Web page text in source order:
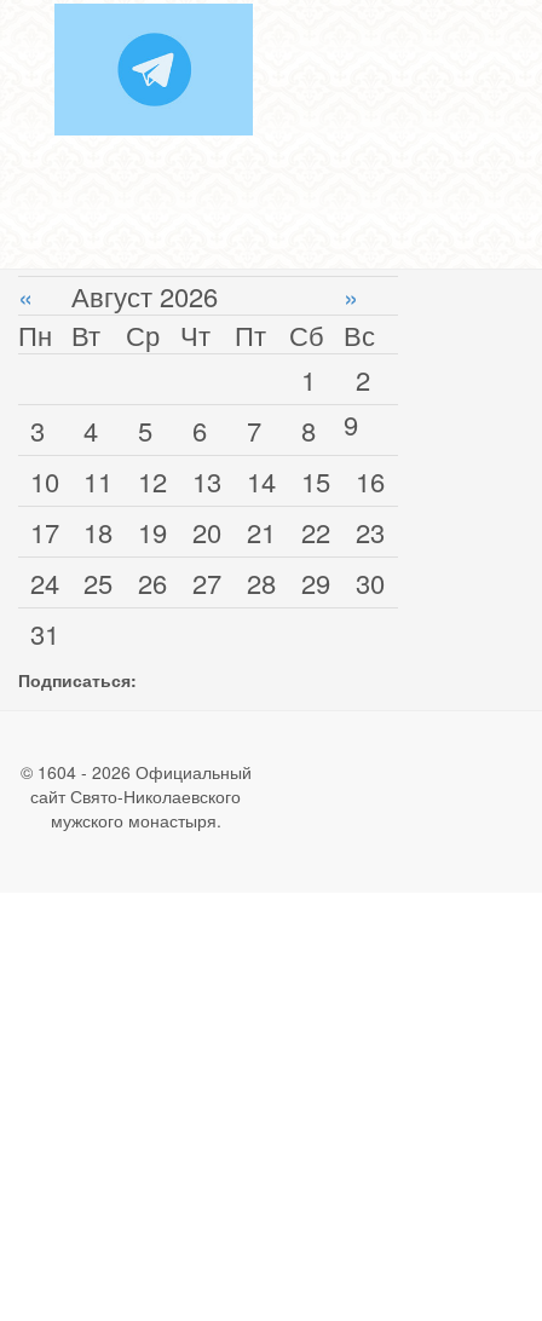
« Август 2026
»
Пн Вт Ср Чт Пт Сб Вс
1
2
3
4 5 6 7 8
9
10
11 12 13 14 15
16
17
18 19 20 21 22
23
24
25 26 27 28 29
30
31
Подписаться:
© 1604 - 2026 Официальный
сайт Свято-Николаевского
мужского монастыря.